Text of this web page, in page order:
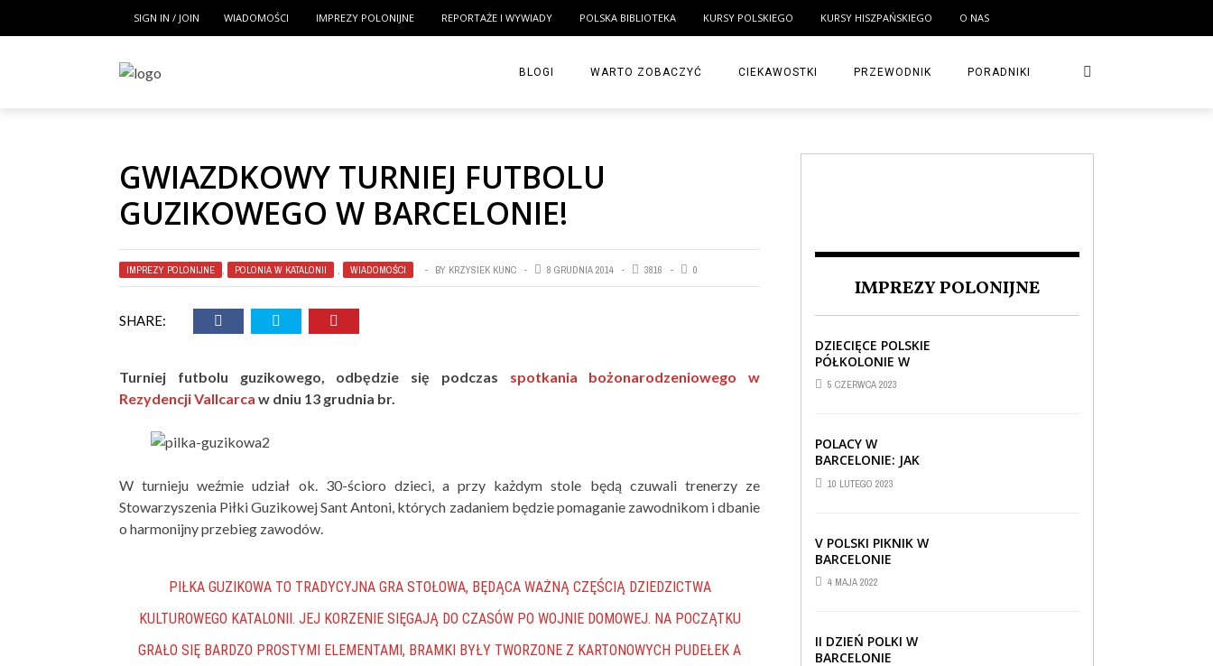
SIGN IN / JOIN WIADOMOŚCI IMPREZY POLONIJNE REPORTAŻE I WYWIADY POLSKA BIBLIOTEKA KURSY POLSKIEGO KURSY HISZPAŃSKIEGO O NAS
BLOGI WARTO ZOBACZYĆ CIEKAWOSTKI PRZEWODNIK PORADNIKI
GWIAZDKOWY TURNIEJ FUTBOLU
GUZIKOWEGO W BARCELONIE!
IMPREZY POLONIJNE , POLONIA W KATALONII , WIADOMOŚCI BY KRZYSIEK KUNC 8 GRUDNIA 2014 3816 0
SHARE:
Turniej futbolu guzikowego, odbędzie się podczas spotkania bożonarodzeniowego w
Rezydencji Vallcarca w dniu 13 grudnia br.
W turnieju weźmie udział ok. 30-ścioro dzieci, a przy każdym stole będą czuwali trenerzy ze
Stowarzyszenia Piłki Guzikowej Sant Antoni, których zadaniem będzie pomaganie zawodnikom i dbanie
o harmonijny przebieg zawodów.
PIŁKA GUZIKOWA TO TRADYCYJNA GRA STOŁOWA, BĘDĄCA WAŻNĄ CZĘŚCIĄ DZIEDZICTWA
KULTUROWEGO KATALONII. JEJ KORZENIE SIĘGAJĄ DO CZASÓW PO WOJNIE DOMOWEJ. NA POCZĄTKU
GRAŁO SIĘ BARDZO PROSTYMI ELEMENTAMI, BRAMKI BYŁY TWORZONE Z KARTONOWYCH PUDEŁEK A
IMPREZY POLONIJNE
DZIECIĘCE POLSKIE
PÓŁKOLONIE W
BARCELONIE
5 CZERWCA 2023
POLACY W
BARCELONIE: JAK
RADZĄ SOBIE ZA
GRANICĄ
10 LUTEGO 2023
V POLSKI PIKNIK W
BARCELONIE
4 MAJA 2022
II DZIEŃ POLKI W
BARCELONIE